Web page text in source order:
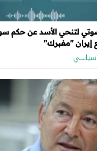
لتنحي الأسد عن حكم
إيران "مفبرك"
سياسي